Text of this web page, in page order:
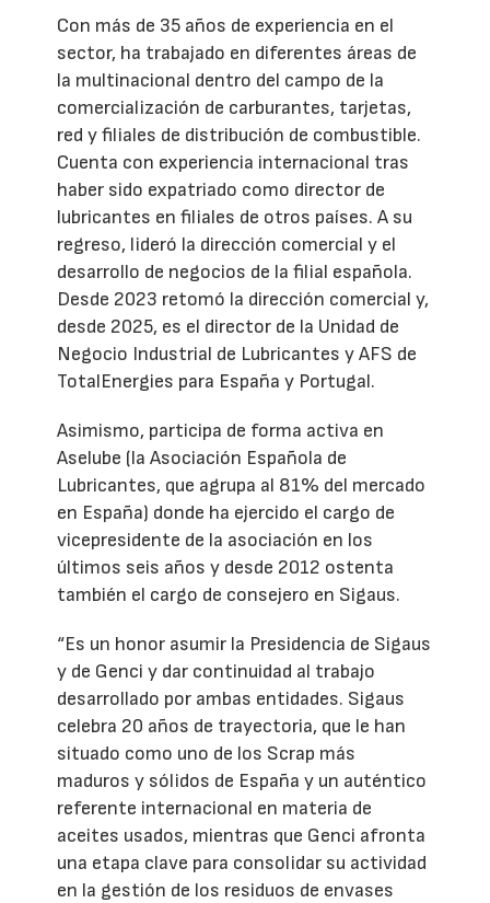
Con más de 35 años de experiencia en el
sector, ha trabajado en diferentes áreas de
la multinacional dentro del campo de la
comercialización de carburantes, tarjetas,
red y filiales de distribución de combustible.
Cuenta con experiencia internacional tras
haber sido expatriado como director de
lubricantes en filiales de otros países. A su
regreso, lideró la dirección comercial y el
desarrollo de negocios de la filial española.
Desde 2023 retomó la dirección comercial y,
desde 2025, es el director de la Unidad de
Negocio Industrial de Lubricantes y AFS de
TotalEnergies para España y Portugal.
Asimismo, participa de forma activa en
Aselube (la Asociación Española de
Lubricantes, que agrupa al 81% del mercado
en España) donde ha ejercido el cargo de
vicepresidente de la asociación en los
últimos seis años y desde 2012 ostenta
también el cargo de consejero en Sigaus.
“Es un honor asumir la Presidencia de Sigaus
y de Genci y dar continuidad al trabajo
desarrollado por ambas entidades. Sigaus
celebra 20 años de trayectoria, que le han
situado como uno de los Scrap más
maduros y sólidos de España y un auténtico
referente internacional en materia de
aceites usados, mientras que Genci afronta
una etapa clave para consolidar su actividad
en la gestión de los residuos de envases